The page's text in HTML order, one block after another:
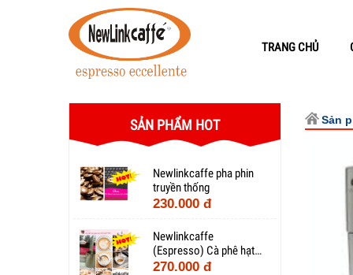
TRANG CHỦ
SẢN PHẨM HOT
Newlinkcaffe pha phin
truyền thống
230.000 đ
Newlinkcaffe
(Espresso) Cà phê hạt
pha máy
270.000 đ
Sản